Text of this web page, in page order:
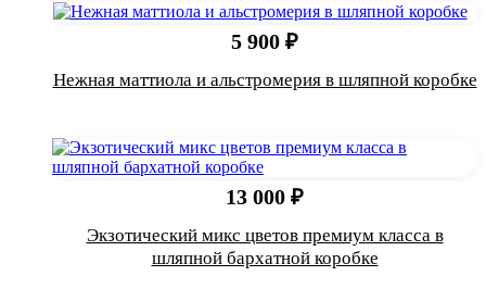
5 900 ₽
Нежная маттиола и альстромерия в шляпной коробке
13 000 ₽
Экзотический микс цветов премиум класса в
шляпной бархатной коробке